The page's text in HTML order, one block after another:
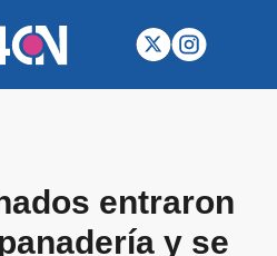
entraron
y se